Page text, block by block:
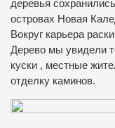
деревья
островах Новая
Вокруг карьера
Дерево мы увидели
куски , местные
отделку каминов.